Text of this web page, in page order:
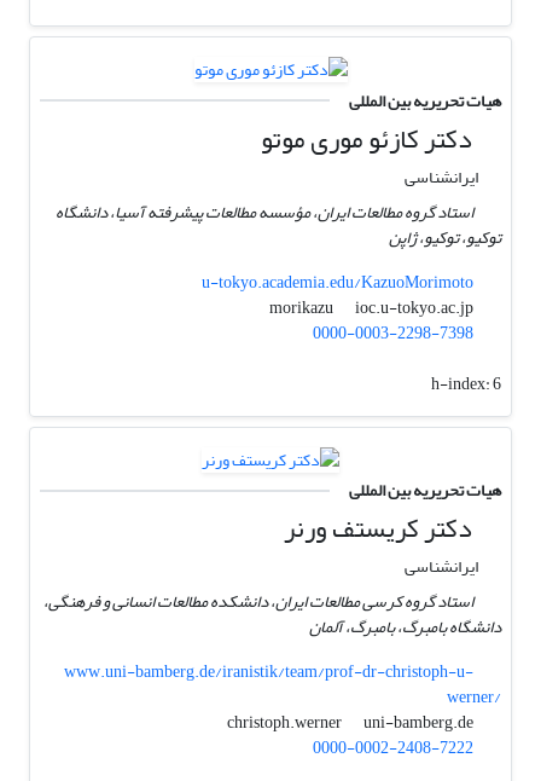
هیات تحریریه بین المللی
دکتر کازئو موری موتو
ایرانشناسی
استاد گروه مطالعات ایران، مؤسسه مطالعات پیشرفته آسیا، دانشگاه
توکیو، توکیو، ژاپن
u-tokyo.academia.edu/KazuoMorimoto
morikazu
ioc.u-tokyo.ac.jp
0000-0003-2298-7398
h-index:6
هیات تحریریه بین المللی
دکتر کریستف ورنر
ایرانشناسی
استاد گروه کرسی مطالعات ایران، دانشکده مطالعات انسانی و فرهنگی،
دانشگاه بامبرگ، بامبرگ، آلمان
www.uni-bamberg.de/iranistik/team/prof-dr-christoph-u-
werner/
christoph.werner
uni-bamberg.de
0000-0002-2408-7222